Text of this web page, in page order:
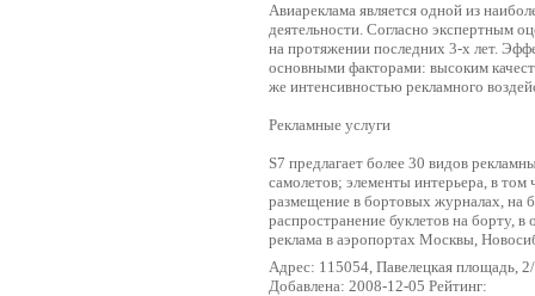
Авиареклама является одной из
деятельности. Согласно экспертным
на протяжении последних 3-х лет.
основными факторами: высоким
же интенсивностью рекламного
Рекламные услуги
S7 предлагает более 30 видов
самолетов; элементы интерьера, в том
размещение в бортовых журналах, на
распространение буклетов на борту,
реклама в аэропортах Москвы,
Адрес: 115054, Павелецкая площадь,
Добавлена: 2008-12-05 Рейтинг: